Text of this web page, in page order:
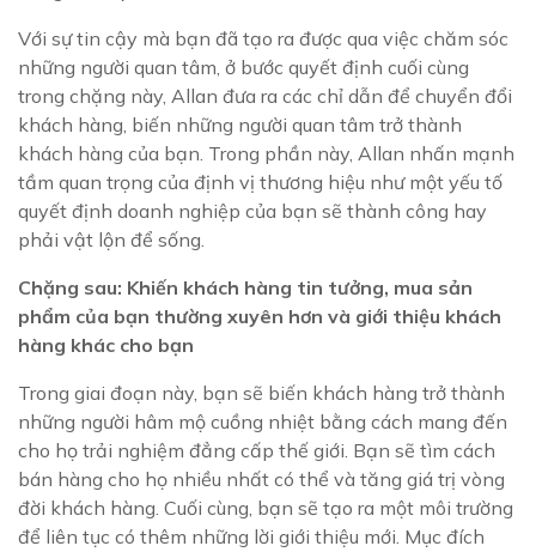
Với sự tin cậy mà bạn đã tạo ra được qua việc chăm sóc
những người quan tâm, ở bước quyết định cuối cùng
trong chặng này, Allan đưa ra các chỉ dẫn để chuyển đổi
khách hàng, biến những người quan tâm trở thành
khách hàng của bạn. Trong phần này, Allan nhấn mạnh
tầm quan trọng của định vị thương hiệu như một yếu tố
quyết định doanh nghiệp của bạn sẽ thành công hay
phải vật lộn để sống.
Chặng sau: Khiến khách hàng tin tưởng, mua sản
phẩm của bạn thường xuyên hơn và giới thiệu khách
hàng khác cho bạn
Trong giai đoạn này, bạn sẽ biến khách hàng trở thành
những người hâm mộ cuồng nhiệt bằng cách mang đến
cho họ trải nghiệm đẳng cấp thế giới. Bạn sẽ tìm cách
bán hàng cho họ nhiều nhất có thể và tăng giá trị vòng
đời khách hàng. Cuối cùng, bạn sẽ tạo ra một môi trường
để liên tục có thêm những lời giới thiệu mới. Mục đích